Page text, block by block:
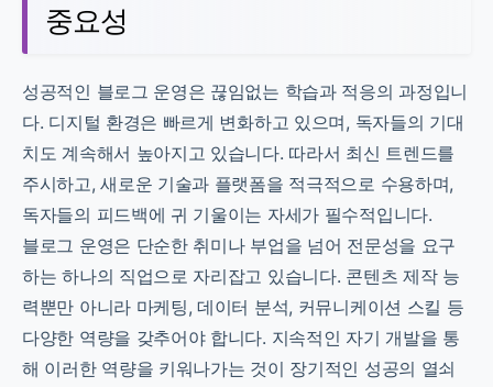
중요성
성공적인 블로그 운영은 끊임없는 학습과 적응의 과정입니
다. 디지털 환경은 빠르게 변화하고 있으며, 독자들의 기대
치도 계속해서 높아지고 있습니다. 따라서 최신 트렌드를
주시하고, 새로운 기술과 플랫폼을 적극적으로 수용하며,
독자들의 피드백에 귀 기울이는 자세가 필수적입니다.
블로그 운영은 단순한 취미나 부업을 넘어 전문성을 요구
하는 하나의 직업으로 자리잡고 있습니다. 콘텐츠 제작 능
력뿐만 아니라 마케팅, 데이터 분석, 커뮤니케이션 스킬 등
다양한 역량을 갖추어야 합니다. 지속적인 자기 개발을 통
해 이러한 역량을 키워나가는 것이 장기적인 성공의 열쇠